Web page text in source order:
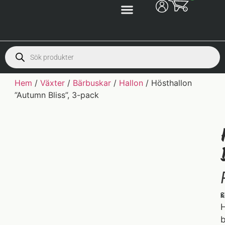
Hem /Växter / Bärbuskar / Hallon / Hösthallon
”Autumn Bliss”, 3-pack